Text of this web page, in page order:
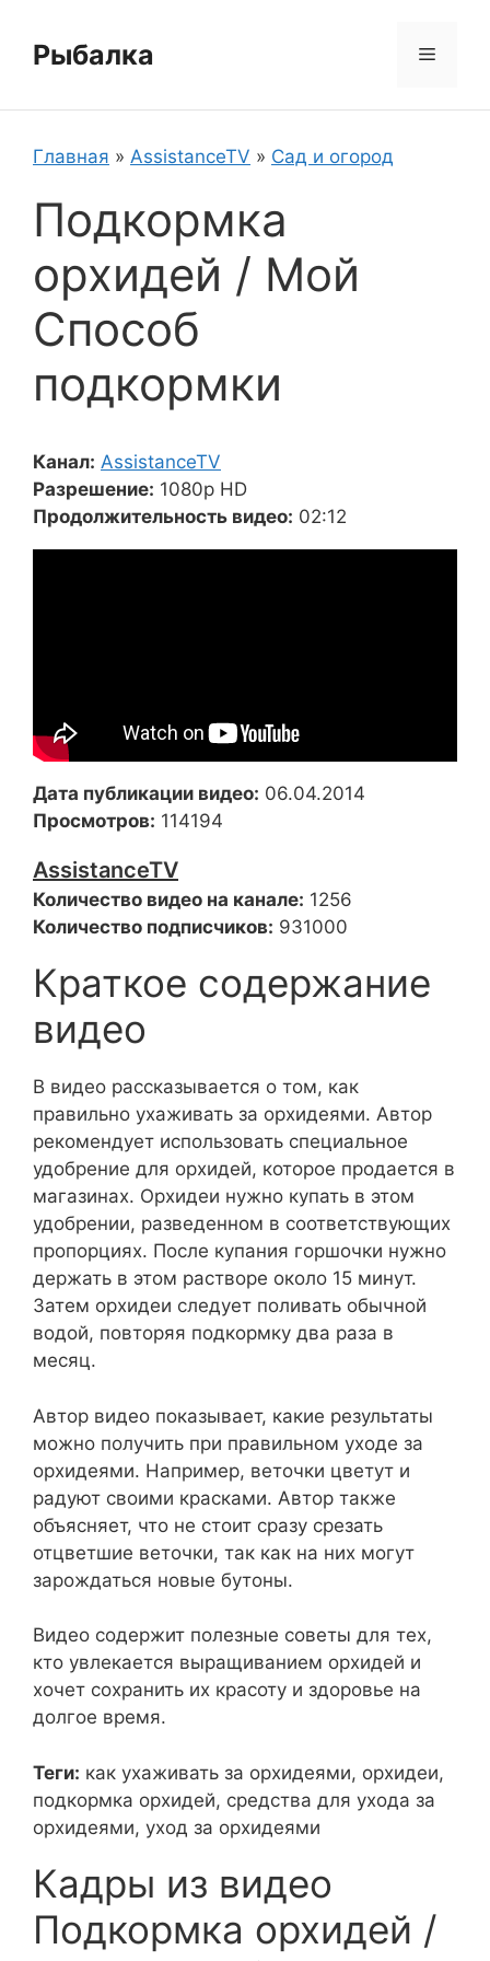
содержимому
Рыбалка Меню
Главная » AssistanceTV » Сад и огород
Подкормка
орхидей / Мой
Способ
подкормки
Канал: AssistanceTV
Разрешение: 1080p HD
Продолжительность видео: 02:12
Дата публикации видео: 06.04.2014
Просмотров: 114194
AssistanceTV
Количество видео на канале: 1256
Количество подписчиков: 931000
Краткое содержание
видео
В видео рассказывается о том, как
правильно ухаживать за орхидеями. Автор
рекомендует использовать специальное
удобрение для орхидей, которое продается в
магазинах. Орхидеи нужно купать в этом
удобрении, разведенном в соответствующих
пропорциях. После купания горшочки нужно
держать в этом растворе около 15 минут.
Затем орхидеи следует поливать обычной
водой, повторяя подкормку два раза в
месяц.
Автор видео показывает, какие результаты
можно получить при правильном уходе за
орхидеями. Например, веточки цветут и
радуют своими красками. Автор также
объясняет, что не стоит сразу срезать
отцветшие веточки, так как на них могут
зарождаться новые бутоны.
Видео содержит полезные советы для тех,
кто увлекается выращиванием орхидей и
хочет сохранить их красоту и здоровье на
долгое время.
Теги: как ухаживать за орхидеями, орхидеи,
подкормка орхидей, средства для ухода за
орхидеями, уход за орхидеями
Кадры из видео
Подкормка орхидей /